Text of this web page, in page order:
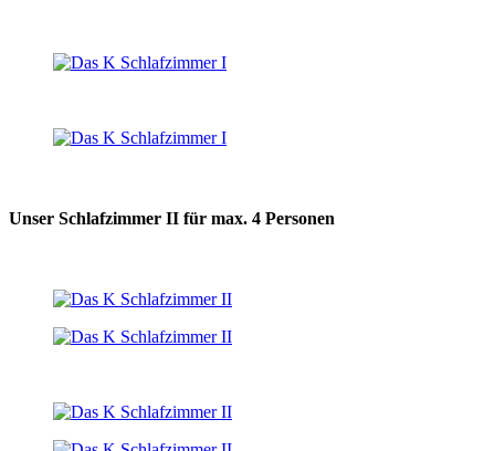
Unser Schlafzimmer II für max. 4 Personen